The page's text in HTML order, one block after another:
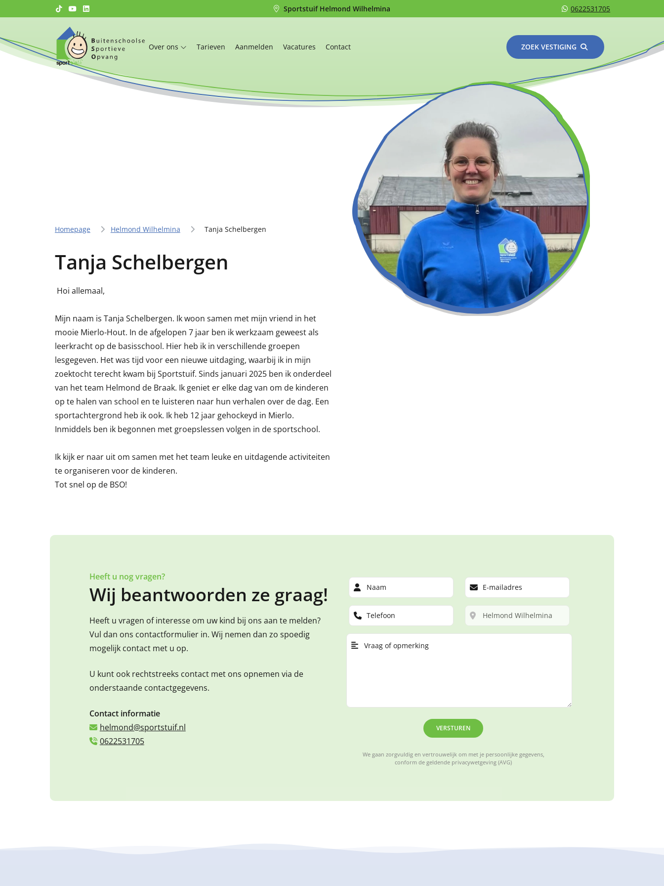
Sportstuif Helmond Wilhelmina 0622531705
Over ons Tarieven Aanmelden Vacatures Contact ZOEK VESTIGING
Homepage Helmond Wilhelmina Tanja Schelbergen
Tanja Schelbergen
Hoi allemaal,
Mijn naam is Tanja Schelbergen. Ik woon samen met mijn vriend in het
mooie Mierlo-Hout. In de afgelopen 7 jaar ben ik werkzaam geweest als
leerkracht op de basisschool. Hier heb ik in verschillende groepen
lesgegeven. Het was tijd voor een nieuwe uitdaging, waarbij ik in mijn
zoektocht terecht kwam bij Sportstuif. Sinds januari 2025 ben ik onderdeel
van het team Helmond de Braak. Ik geniet er elke dag van om de kinderen
op te halen van school en te luisteren naar hun verhalen over de dag. Een
sportachtergrond heb ik ook. Ik heb 12 jaar gehockeyd in Mierlo.
Inmiddels ben ik begonnen met groepslessen volgen in de sportschool.
Ik kijk er naar uit om samen met het team leuke en uitdagende activiteiten
te organiseren voor de kinderen.
Tot snel op de BSO!
Heeft u nog vragen?
Wij beantwoorden ze graag!
Heeft u vragen of interesse om uw kind bij ons aan te melden?
Vul dan ons contactformulier in. Wij nemen dan zo spoedig
mogelijk contact met u op.
U kunt ook rechtstreeks contact met ons opnemen via de
onderstaande contactgegevens.
Contact informatie
helmond@sportstuif.nl
0622531705
VERSTUREN
We gaan zorgvuldig en vertrouwelijk om met je persoonlijke gegevens,
conform de geldende privacywetgeving (AVG)